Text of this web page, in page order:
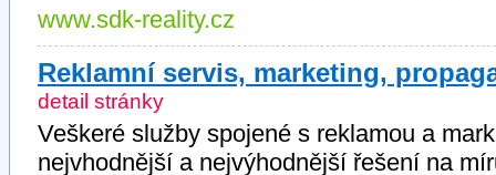
www.sdk-reality.cz
Reklamní servis, marketing,
detail stránky
Veškeré služby spojené s reklamou a
nejvhodnější a nejvýhodnější řešení na